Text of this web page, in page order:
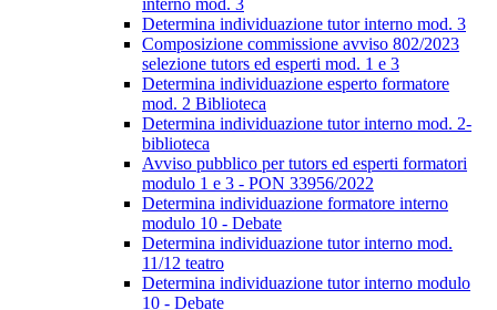
interno mod. 3
Determina individuazione tutor interno mod. 3
Composizione commissione avviso 802/2023
selezione tutors ed esperti mod. 1 e 3
Determina individuazione esperto formatore
mod. 2 Biblioteca
Determina individuazione tutor interno mod. 2-
biblioteca
Avviso pubblico per tutors ed esperti formatori
modulo 1 e 3 - PON 33956/2022
Determina individuazione formatore interno
modulo 10 - Debate
Determina individuazione tutor interno mod.
11/12 teatro
Determina individuazione tutor interno modulo
10 - Debate